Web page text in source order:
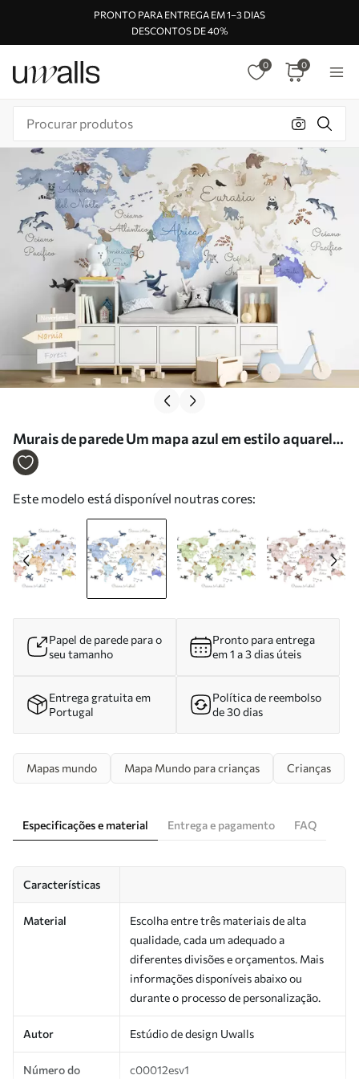
PRONTO PARA ENTREGA EM 1–3 DIAS
DESCONTOS DE 40%
0 0
Murais de parede Um mapa azul em estilo aquarela
com animais. Legendas em espanhol Nr.
Este modelo está disponível noutras cores:
Papel de parede para o
seu tamanho
Pronto para entrega
em 1 a 3 dias úteis
Entrega gratuita em
Portugal
Política de reembolso
de 30 dias
Mapas mundo Mapa Mundo para crianças Crianças
Especificações e material Entrega e pagamento FAQ
Características
Material
Escolha entre três materiais de alta
qualidade, cada um adequado a
diferentes divisões e orçamentos. Mais
informações disponíveis abaixo ou
durante o processo de personalização.
Autor Estúdio de design Uwalls
Número do
c00012esv1